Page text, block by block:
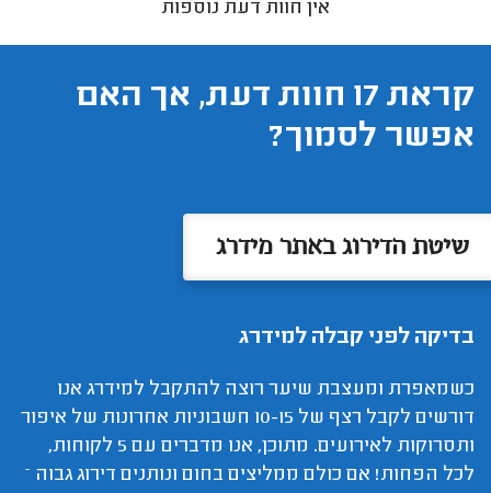
אין חוות דעת נוספות
קראת 17 חוות דעת, אך האם
אפשר לסמוך?
שיטת הדירוג באתר מידרג
בדיקה לפני קבלה למידרג
כשמאפרת ומעצבת שיער רוצה להתקבל למידרג אנו
דורשים לקבל רצף של 10-15 חשבוניות אחרונות של איפור
ותסרוקות לאירועים. מתוכן, אנו מדברים עם 5 לקוחות,
לכל הפחות! אם כולם ממליצים בחום ונותנים דירוג גבוה –